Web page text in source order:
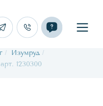
/ Изумруд /
1230300